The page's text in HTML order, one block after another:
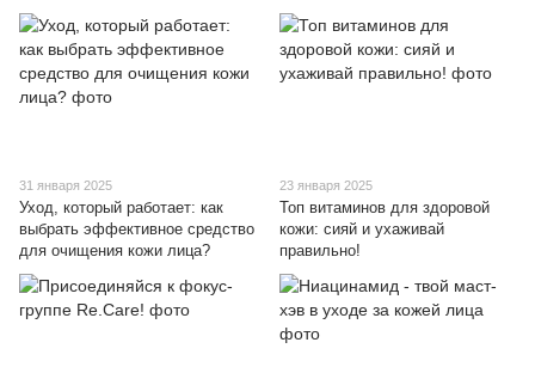
31 января 2025
Уход, который работает: как
выбрать эффективное средство
для очищения кожи лица?
23 января 2025
Топ витаминов для здоровой
кожи: сияй и ухаживай
правильно!